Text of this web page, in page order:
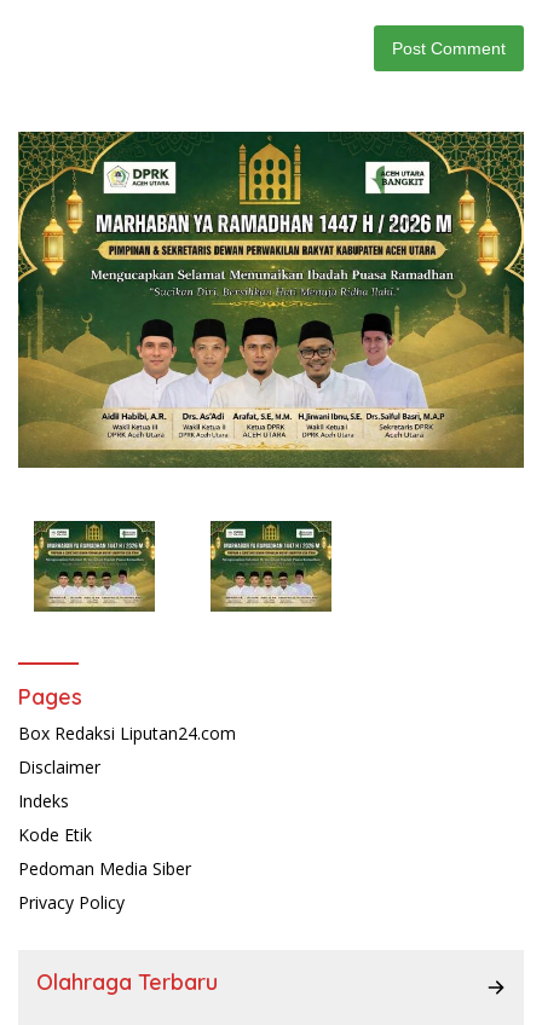
Pages
Box Redaksi Liputan24.com
Disclaimer
Indeks
Kode Etik
Pedoman Media Siber
Privacy Policy
Olahraga Terbaru